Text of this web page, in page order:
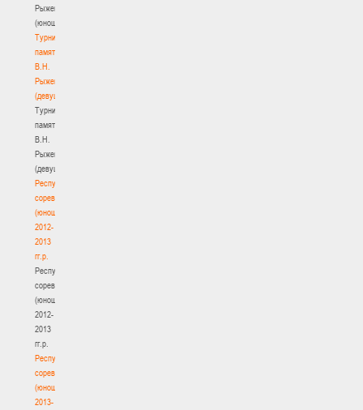
Рыженкова
(юноши)
Турнир
памяти
В.Н.
Рыженкова
(девушки)
Турнир
памяти
В.Н.
Рыженкова
(девушки)
Республиканские
соревнования
(юноши)
2012-
2013
гг.р.
Республиканские
соревнования
(юноши)
2012-
2013
гг.р.
Республиканские
соревнования
(юноши)
2013-